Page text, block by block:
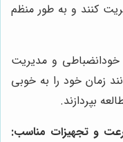
کنند و به طور منظم
خودانضباطی و مدیریت
زمان خود را به خوبی
بپردازند.
و تجهیزات مناسب: